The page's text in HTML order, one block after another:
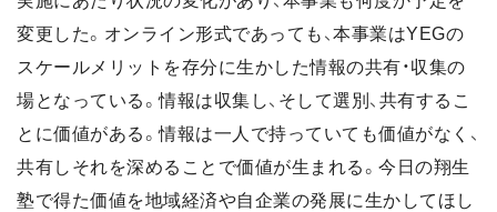
変更した。オンライン形式であっても、本事業はYEGの
スケールメリットを存分に生かした情報の共有・収集の
場となっている。情報は収集し、そして選別、共有するこ
とに価値がある。情報は一人で持っていても価値がなく、
共有しそれを深めることで価値が生まれる。今日の翔生
塾で得た価値を地域経済や自企業の発展に生かしてほし